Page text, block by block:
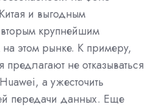
и выгодным
крупнейшим
этом рынке. К примеру,
не отказываться
а ужесточить
передачи данных. Еще